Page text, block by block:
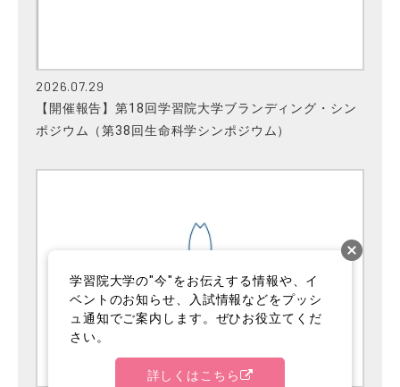
2026.07.29
【開催報告】第18回学習院大学ブランディング・シン
ポジウム（第38回生命科学シンポジウム）
学習院大学の"今"をお伝えする情報や、イ
ベントのお知らせ、入試情報などをプッシ
ュ通知でご案内します。ぜひお役立てくだ
さい。
詳しくはこちら